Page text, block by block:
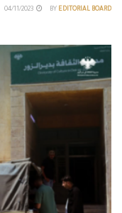
BY EDITORIAL BOARD